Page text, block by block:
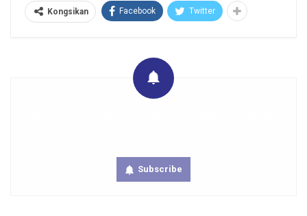
Kongsikan Facebook Twitter
Subscribe